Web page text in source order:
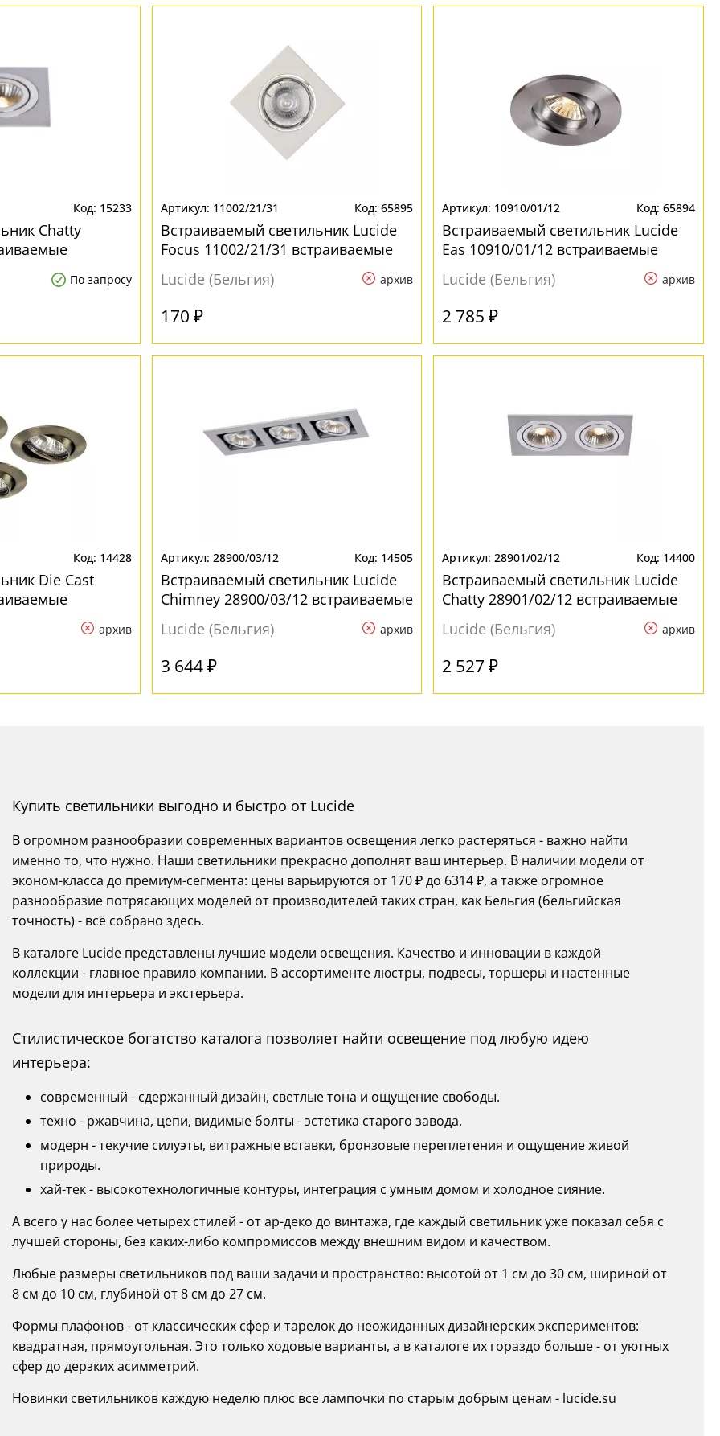
15233
Chatty
По запросу
11002/21/31 65895
Встраиваемый светильник Lucide
Focus 11002/21/31 встраиваемые
Lucide (Бельгия)
архив
170 ₽
10910/01/12 65894
Встраиваемый светильник Lucide
Eas 10910/01/12 встраиваемые
Lucide (Бельгия)
архив
2 785 ₽
14428
Die Cast
архив
28900/03/12 14505
Встраиваемый светильник Lucide
Chimney 28900/03/12 встраиваемые
Lucide (Бельгия)
архив
3 644 ₽
28901/02/12 14400
Встраиваемый светильник Lucide
Chatty 28901/02/12 встраиваемые
Lucide (Бельгия)
архив
2 527 ₽
Купить светильники выгодно и быстро от Lucide
В огромном разнообразии современных вариантов освещения легко растеряться - важно найти
именно то, что нужно. Наши светильники прекрасно дополнят ваш интерьер. В наличии модели от
эконом-класса до премиум-сегмента: цены варьируются от 170 ₽ до 6314 ₽, а также огромное
разнообразие потрясающих моделей от производителей таких стран, как Бельгия (бельгийская
точность) - всё собрано здесь.
В каталоге Lucide представлены лучшие модели освещения. Качество и инновации в каждой
коллекции - главное правило компании. В ассортименте люстры, подвесы, торшеры и настенные
модели для интерьера и экстерьера.
Стилистическое богатство каталога позволяет найти освещение под любую идею
интерьера:
современный - сдержанный дизайн, светлые тона и ощущение свободы.
техно - ржавчина, цепи, видимые болты - эстетика старого завода.
модерн - текучие силуэты, витражные вставки, бронзовые переплетения и ощущение живой
природы.
хай-тек - высокотехнологичные контуры, интеграция с умным домом и холодное сияние.
А всего у нас более четырех стилей - от ар-деко до винтажа, где каждый светильник уже показал себя с
лучшей стороны, без каких-либо компромиссов между внешним видом и качеством.
Любые размеры светильников под ваши задачи и пространство: высотой от 1 см до 30 см, шириной от
8 см до 10 см, глубиной от 8 см до 27 см.
Формы плафонов - от классических сфер и тарелок до неожиданных дизайнерских экспериментов:
квадратная, прямоугольная. Это только ходовые варианты, а в каталоге их гораздо больше - от уютных
сфер до дерзких асимметрий.
Новинки светильников каждую неделю плюс все лампочки по старым добрым ценам - lucide.su